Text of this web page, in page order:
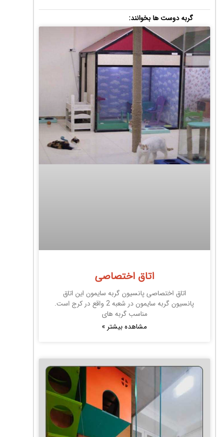
گربه دوست ها بخوانند:
اتاق اختصاصی
اتاق اختصاصی پانسیون گربه سایمون این اتاق
پانسیون گربه سایمون در شعبه 2 واقع در کرج است.
مناسب گربه های
مشاهده بیشتر »